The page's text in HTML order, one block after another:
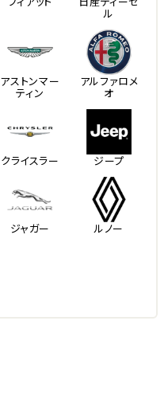
ル
アストンマー
ティン
アルファロメ
オ
クライスラー ジープ
ジャガー ルノー